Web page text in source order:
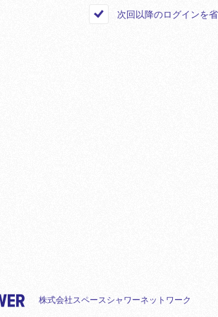
次回以降のログインを
株式会社スペースシャワーネットワーク